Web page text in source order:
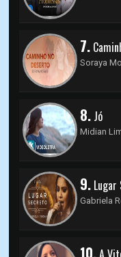
7.
Soraya
8. Jó
Midian
9.
Gabriela